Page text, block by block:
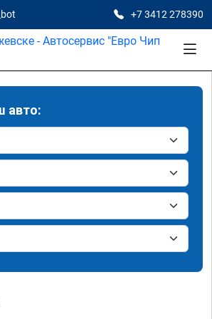
+7 3412 278390
авто: